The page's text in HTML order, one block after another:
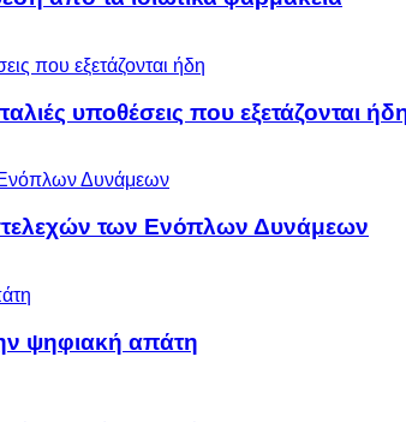
υποθέσεις που εξετάζονται
των Ενόπλων Δυνάμεων
ψηφιακή απάτη